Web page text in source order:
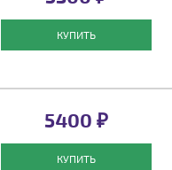
КУПИТЬ
5400 ₽
КУПИТЬ